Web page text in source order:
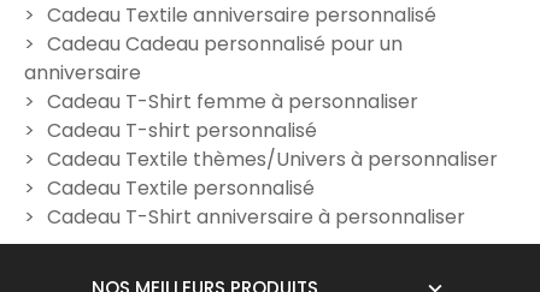
T-Shirt Femme Personnalisé
"Veut un Ricard"
19,90 €
T-Shirt Femme Photo +
Cadeau Textile anniversaire personnalisé
Cadeau Cadeau personnalisé pour un
anniversaire
Cadeau T-Shirt femme à personnaliser
Cadeau T-shirt personnalisé
Cadeau Textile thèmes/Univers à personnaliser
Cadeau Textile personnalisé
Cadeau T-Shirt anniversaire à personnaliser